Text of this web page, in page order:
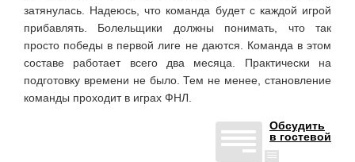
затянулась. Надеюсь, что команда будет с каждой игрой
прибавлять. Болельщики должны понимать, что так
просто победы в первой лиге не даются. Команда в этом
составе работает всего два месяца. Практически на
подготовку времени не было. Тем не менее, становление
команды проходит в играх ФНЛ.
Обсудить
в гостевой